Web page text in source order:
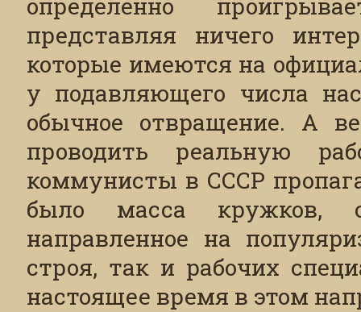
представляя ничего
которые имеются на
у подавляющего числа
обычное отвращение. А
проводить реальную
коммунисты в СССР
было масса кружков,
направленное на
строя, так и рабочих
настоящее время в этом